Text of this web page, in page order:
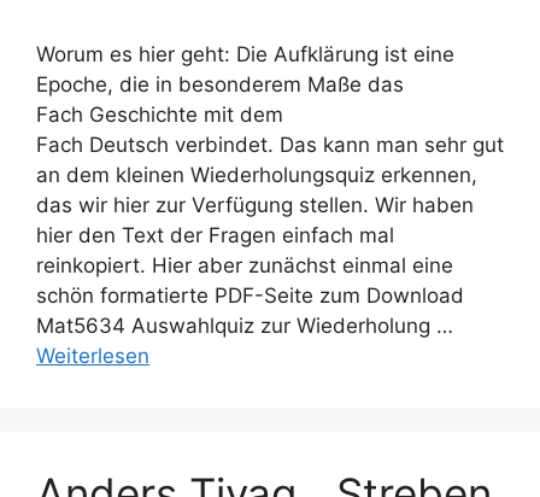
Worum es hier geht: Die Aufklärung ist eine
Epoche, die in besonderem Maße das
Fach Geschichte mit dem
Fach Deutsch verbindet. Das kann man sehr gut
an dem kleinen Wiederholungsquiz erkennen,
das wir hier zur Verfügung stellen. Wir haben
hier den Text der Fragen einfach mal
reinkopiert. Hier aber zunächst einmal eine
schön formatierte PDF-Seite zum Download
Mat5634 Auswahlquiz zur Wiederholung …
Weiterlesen